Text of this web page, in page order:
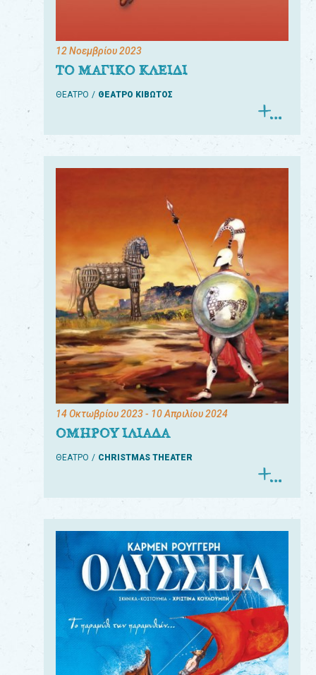
12 Νοεμβρίου 2023
ΤΟ ΜΑΓΙΚΟ ΚΛΕΙΔΙ
ΘΕΑΤΡΟ ΘΕΑΤΡΟ ΚΙΒΩΤΟΣ
14 Οκτωβρίου 2023- 10 Απριλίου 2024
ΟΜΗΡΟΥ ΙΛΙΑΔΑ
ΘΕΑΤΡΟ CHRISTMAS THEATER